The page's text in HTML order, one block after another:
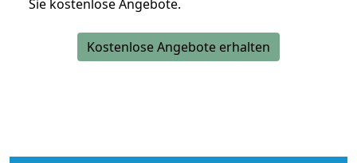
Sie kostenlose Angebote.
Kostenlose Angebote erhalten